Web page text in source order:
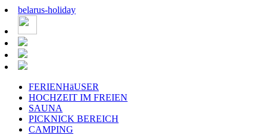
belarus-holiday
FERIENHäUSER
HOCHZEIT IM FREIEN
SAUNA
PICKNICK BEREICH
CAMPING